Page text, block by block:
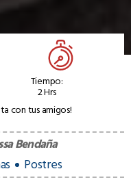
Tiempo:
2 Hrs
con tus amigos!
Bendaña
Postres